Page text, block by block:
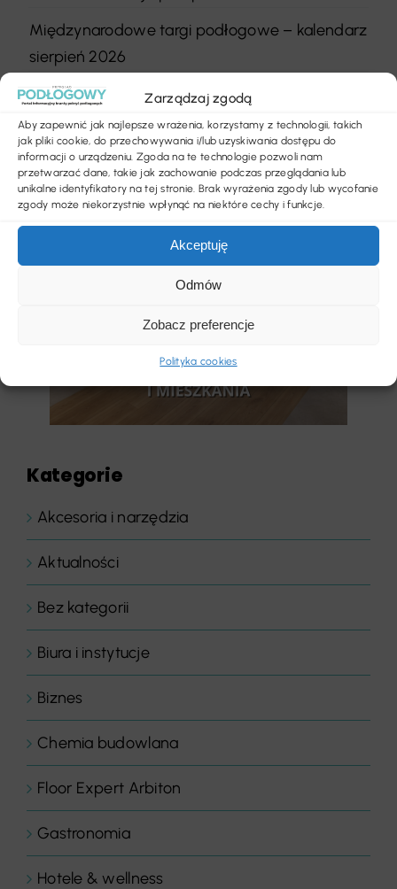
Zarządzaj zgodą
Aby zapewnić jak najlepsze wrażenia, korzystamy z technologii, takich
jak pliki cookie, do przechowywania i/lub uzyskiwania dostępu do
informacji o urządzeniu. Zgoda na te technologie pozwoli nam
przetwarzać dane, takie jak zachowanie podczas przeglądania lub
unikalne identyfikatory na tej stronie. Brak wyrażenia zgody lub wycofanie
zgody może niekorzystnie wpłynąć na niektóre cechy i funkcje.
Akceptuję
Odmów
Zobacz preferencje
Polityka cookies
Międzynarodowe targi podłogowe – kalendarz
sierpień 2026
W jakich wnętrzach sprawdza się szara
podłoga?
Kategorie
Akcesoria i narzędzia
Aktualności
Bez kategorii
Biura i instytucje
Biznes
Chemia budowlana
Floor Expert Arbiton
Gastronomia
Hotele & wellness